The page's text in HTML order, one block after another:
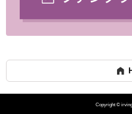
Copyright ©